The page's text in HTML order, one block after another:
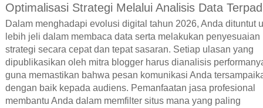
Optimalisasi Strategi Melalui Analisis Data
Dalam menghadapi evolusi digital tahun 2026, Anda dituntut
lebih jeli dalam membaca data serta melakukan penyesuaian
strategi secara cepat dan tepat sasaran. Setiap ulasan yang
dipublikasikan oleh mitra blogger harus dianalisis
guna memastikan bahwa pesan komunikasi Anda
dengan baik kepada audiens. Pemanfaatan jasa profesional
membantu Anda dalam memfilter situs mana yang paling